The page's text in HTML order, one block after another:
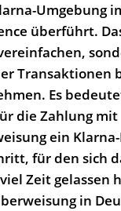
Umgebung
überführt.
Transaktionen
Es
die Zahlung mit
ein
für den sich
Zeit gelassen
in